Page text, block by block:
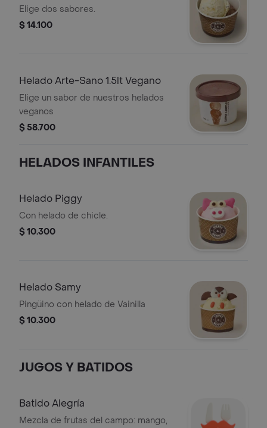
Vegano
Elige dos sabores.
$ 14.100
Helado Arte-Sano 1.5lt Vegano
Elige un sabor de nuestros helados
veganos
$ 58.700
HELADOS INFANTILES
Helado Piggy
Con helado de chicle.
$ 10.300
Helado Samy
Pingüino con helado de Vainilla
$ 10.300
JUGOS Y BATIDOS
Batido Alegría
Mezcla de frutas del campo: mango,